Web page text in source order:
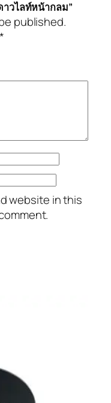
วไลท์หน้ากลม”
published.
*
website in this